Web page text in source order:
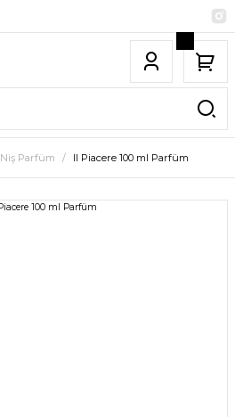
Niş Parfüm Il Piacere 100 ml Parfüm